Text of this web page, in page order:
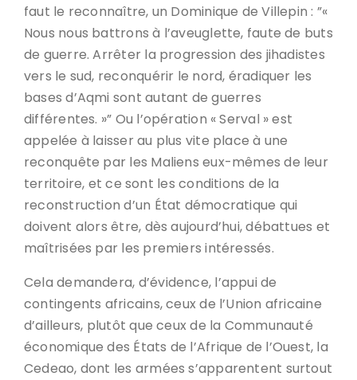
faut le reconnaître, un Dominique de Villepin : ”«
Nous nous battrons à l’aveuglette, faute de buts
de guerre. Arrêter la progression des jihadistes
vers le sud, reconquérir le nord, éradiquer les
bases d’Aqmi sont autant de guerres
différentes. »” Ou l’opération « Serval » est
appelée à laisser au plus vite place à une
reconquête par les Maliens eux-mêmes de leur
territoire, et ce sont les conditions de la
reconstruction d’un État démocratique qui
doivent alors être, dès aujourd’hui, débattues et
maîtrisées par les premiers intéressés.
Cela demandera, d’évidence, l’appui de
contingents africains, ceux de l’Union africaine
d’ailleurs, plutôt que ceux de la Communauté
économique des États de l’Afrique de l’Ouest, la
Cedeao, dont les armées s’apparentent surtout